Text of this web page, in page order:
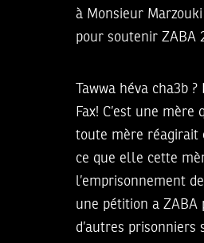
à Monsieur
pour soutenir ZABA
Tawwa héva cha3b
Fax! C’est une
toute mère réagirait
ce que elle cette
l’emprisonnement
une pétition a
d’autres